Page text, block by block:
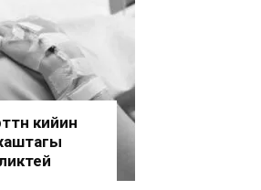
кийин